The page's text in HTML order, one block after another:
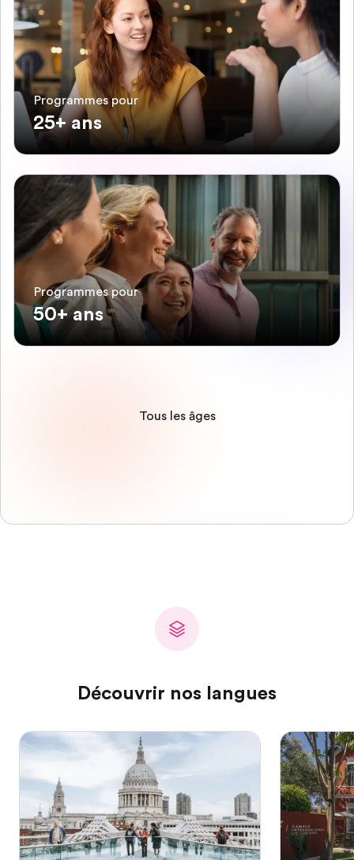
Programmes pour
25+ ans
Programmes pour
50+ ans
Tous les âges
Découvrir nos langues